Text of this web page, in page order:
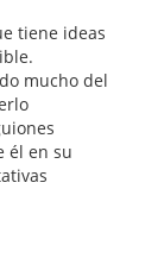
tiene ideas
mucho del
él en su